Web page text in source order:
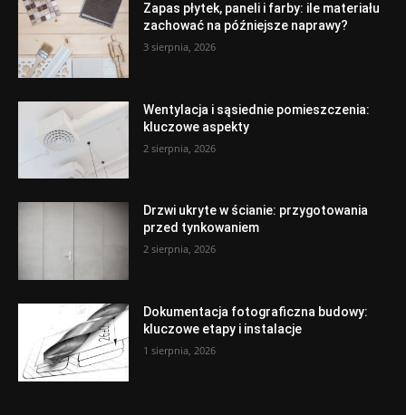
Zapas płytek, paneli i farby: ile materiału
zachować na późniejsze naprawy?
3 sierpnia, 2026
Wentylacja i sąsiednie pomieszczenia:
kluczowe aspekty
2 sierpnia, 2026
Drzwi ukryte w ścianie: przygotowania
przed tynkowaniem
2 sierpnia, 2026
Dokumentacja fotograficzna budowy:
kluczowe etapy i instalacje
1 sierpnia, 2026